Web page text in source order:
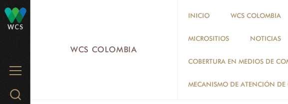
WCS
MENU
Search
WCS COLOMBIA
INICIO WCS COLOMBIA
MICROSITIOS NOTICIAS
COBERTURA EN MEDIOS DE
MECANISMO DE ATENCIÓN DE